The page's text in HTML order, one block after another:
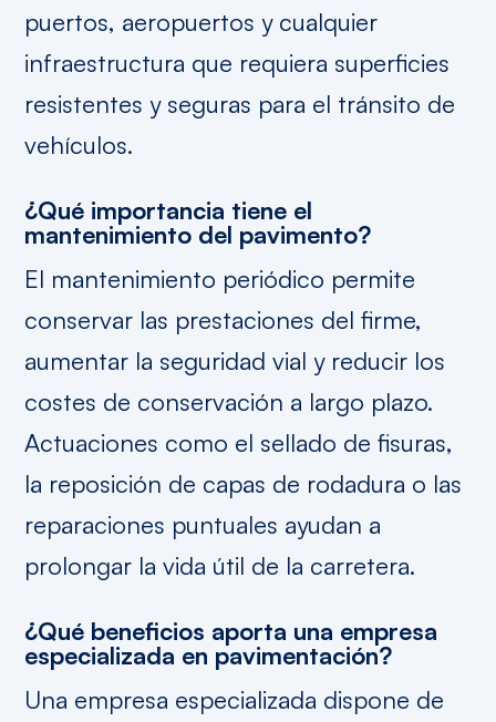
puertos, aeropuertos y cualquier
infraestructura que requiera superficies
resistentes y seguras para el tránsito de
vehículos.
¿Qué importancia tiene el
mantenimiento del pavimento?
El mantenimiento periódico permite
conservar las prestaciones del firme,
aumentar la seguridad vial y reducir los
costes de conservación a largo plazo.
Actuaciones como el sellado de fisuras,
la reposición de capas de rodadura o las
reparaciones puntuales ayudan a
prolongar la vida útil de la carretera.
¿Qué beneficios aporta una empresa
especializada en pavimentación?
Una empresa especializada dispone de